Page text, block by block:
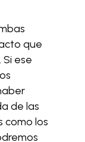
que
ese
de las
como los